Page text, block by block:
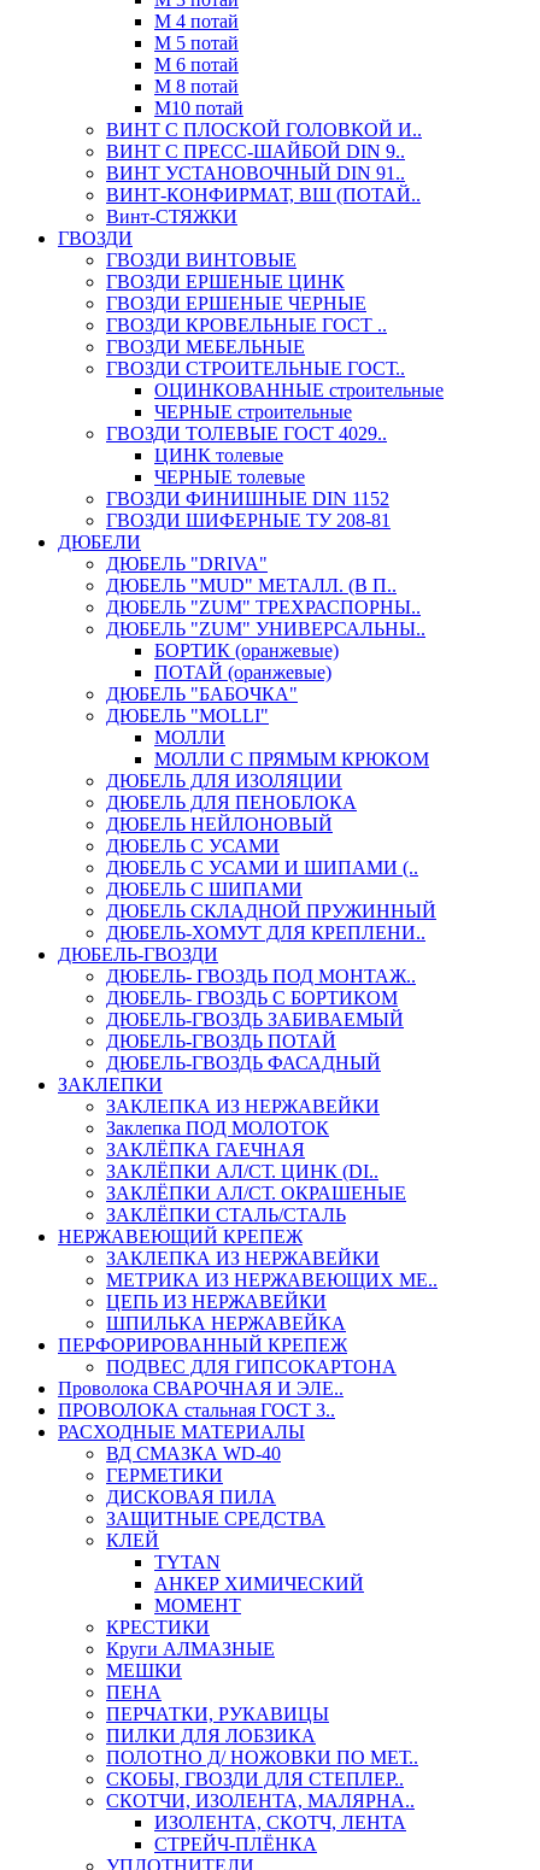
М 4 потай
М 5 потай
М 6 потай
М 8 потай
М10 потай
ВИНТ С ПЛОСКОЙ ГОЛОВКОЙ И..
ВИНТ С ПРЕСС-ШАЙБОЙ DIN 9..
ВИНТ УСТАНОВОЧНЫЙ DIN 91..
ВИНТ-КОНФИРМАТ, ВШ (ПОТАЙ..
Винт-СТЯЖКИ
ГВОЗДИ
ГВОЗДИ ВИНТОВЫЕ
ГВОЗДИ ЕРШЕНЫЕ ЦИНК
ГВОЗДИ ЕРШЕНЫЕ ЧЕРНЫЕ
ГВОЗДИ КРОВЕЛЬНЫЕ ГОСТ ..
ГВОЗДИ МЕБЕЛЬНЫЕ
ГВОЗДИ СТРОИТЕЛЬНЫЕ ГОСТ..
ОЦИНКОВАННЫЕ строительные
ЧЕРНЫЕ строительные
ГВОЗДИ ТОЛЕВЫЕ ГОСТ 4029..
ЦИНК толевые
ЧЕРНЫЕ толевые
ГВОЗДИ ФИНИШНЫЕ DIN 1152
ГВОЗДИ ШИФЕРНЫЕ ТУ 208-81
ДЮБЕЛИ
ДЮБЕЛЬ "DRIVA"
ДЮБЕЛЬ "MUD" МЕТАЛЛ. (В П..
ДЮБЕЛЬ "ZUM" ТРЕХРАСПОРНЫ..
ДЮБЕЛЬ "ZUM" УНИВЕРСАЛЬНЫ..
БОРТИК (оранжевые)
ПОТАЙ (оранжевые)
ДЮБЕЛЬ "БАБОЧКА"
ДЮБЕЛЬ "МOLLI"
МОЛЛИ
МОЛЛИ С ПРЯМЫМ КРЮКОМ
ДЮБЕЛЬ ДЛЯ ИЗОЛЯЦИИ
ДЮБЕЛЬ ДЛЯ ПЕНОБЛОКА
ДЮБЕЛЬ НЕЙЛОНОВЫЙ
ДЮБЕЛЬ С УСАМИ
ДЮБЕЛЬ С УСАМИ И ШИПАМИ (..
ДЮБЕЛЬ С ШИПАМИ
ДЮБЕЛЬ СКЛАДНОЙ ПРУЖИННЫЙ
ДЮБЕЛЬ-ХОМУТ ДЛЯ КРЕПЛЕНИ..
ДЮБЕЛЬ-ГВОЗДИ
ДЮБЕЛЬ- ГВОЗДЬ ПОД МОНТАЖ..
ДЮБЕЛЬ- ГВОЗДЬ С БОРТИКОМ
ДЮБЕЛЬ-ГВОЗДЬ ЗАБИВАЕМЫЙ
ДЮБЕЛЬ-ГВОЗДЬ ПОТАЙ
ДЮБЕЛЬ-ГВОЗДЬ ФАСАДНЫЙ
ЗАКЛЕПКИ
ЗАКЛЕПКА ИЗ НЕРЖАВЕЙКИ
Заклепка ПОД МОЛОТОК
ЗАКЛЁПКА ГАЕЧНАЯ
ЗАКЛЁПКИ АЛ/СТ. ЦИНК (DI..
ЗАКЛЁПКИ АЛ/СТ. ОКРАШЕНЫЕ
ЗАКЛЁПКИ СТАЛЬ/СТАЛЬ
НЕРЖАВЕЮЩИЙ КРЕПЕЖ
ЗАКЛЕПКА ИЗ НЕРЖАВЕЙКИ
МЕТРИКА ИЗ НЕРЖАВЕЮЩИХ МЕ..
ЦЕПЬ ИЗ НЕРЖАВЕЙКИ
ШПИЛЬКА НЕРЖАВЕЙКА
ПЕРФОРИРОВАННЫЙ КРЕПЕЖ
ПОДВЕС ДЛЯ ГИПСОКАРТОНА
Проволока СВАРОЧНАЯ И ЭЛЕ..
ПРОВОЛОКА стальная ГОСТ 3..
РАСХОДНЫЕ МАТЕРИАЛЫ
ВД СМАЗКА WD-40
ГЕРМЕТИКИ
ДИСКОВАЯ ПИЛА
ЗАЩИТНЫЕ СРЕДСТВА
КЛЕЙ
TYTAN
АНКЕР ХИМИЧЕСКИЙ
МОМЕНТ
КРЕСТИКИ
Круги АЛМАЗНЫЕ
МЕШКИ
ПЕНА
ПЕРЧАТКИ, РУКАВИЦЫ
ПИЛКИ ДЛЯ ЛОБЗИКА
ПОЛОТНО Д/ НОЖОВКИ ПО МЕТ..
СКОБЫ, ГВОЗДИ ДЛЯ СТЕПЛЕР..
СКОТЧИ, ИЗОЛЕНТА, МАЛЯРНА..
ИЗОЛЕНТА, СКОТЧ, ЛЕНТА
СТРЕЙЧ-ПЛЁНКА
УПЛОТНИТЕЛИ